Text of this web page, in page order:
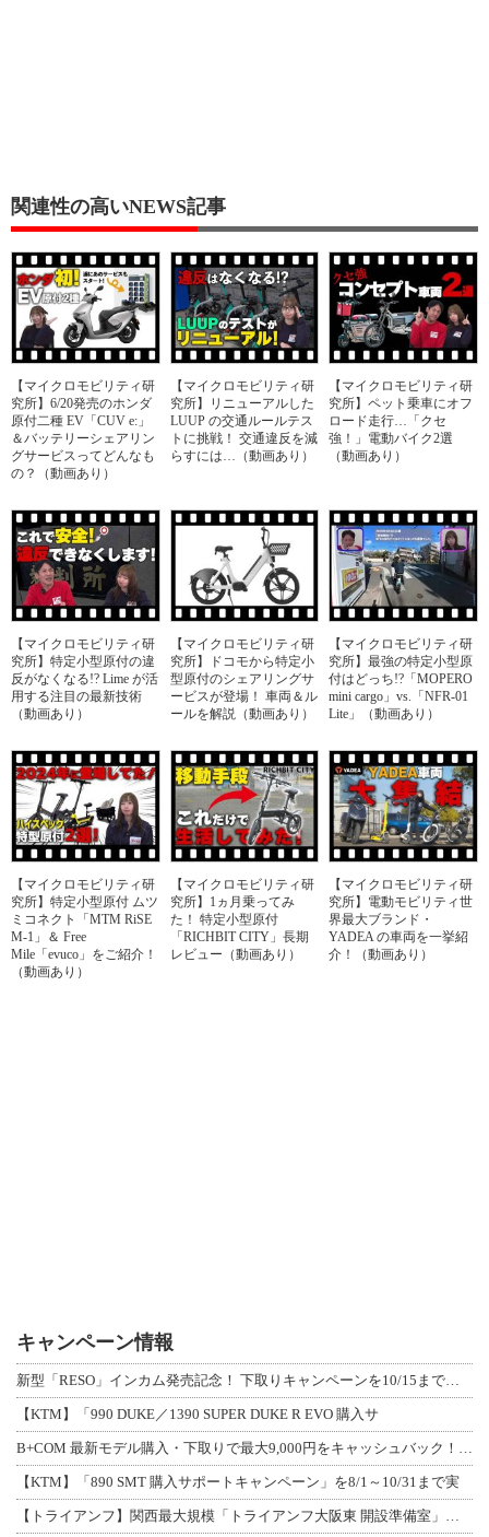
関連性の高いNEWS記事
【マイクロモビリティ研
究所】6/20発売のホンダ
原付二種 EV「CUV e:」
＆バッテリーシェアリン
グサービスってどんなも
の？（動画あり）
【マイクロモビリティ研
究所】リニューアルした
LUUP の交通ルールテス
トに挑戦！ 交通違反を減
らすには…（動画あり）
【マイクロモビリティ研
究所】ペット乗車にオフ
ロード走行…「クセ
強！」電動バイク2選
（動画あり）
【マイクロモビリティ研
究所】特定小型原付の違
反がなくなる!? Lime が活
用する注目の最新技術
（動画あり）
【マイクロモビリティ研
究所】ドコモから特定小
型原付のシェアリングサ
ービスが登場！ 車両＆ル
ールを解説（動画あり）
【マイクロモビリティ研
究所】最強の特定小型原
付はどっち!?「MOPERO
mini cargo」vs.「NFR-01
Lite」（動画あり）
【マイクロモビリティ研
究所】特定小型原付 ムツ
ミコネクト「MTM RiSE
M-1」＆ Free
Mile「evuco」をご紹介！
（動画あり）
【マイクロモビリティ研
究所】1ヵ月乗ってみ
た！ 特定小型原付
「RICHBIT CITY」長期
レビュー（動画あり）
【マイクロモビリティ研
究所】電動モビリティ世
界最大ブランド・
YADEA の車両を一挙紹
介！（動画あり）
キャンペーン情報
新型「RESO」インカム発売記念！ 下取りキャンペーンを10/15まで延長して開
【KTM】「990 DUKE／1390 SUPER DUKE R EVO 購入サ
B+COM 最新モデル購入・下取りで最大9,000円をキャッシュバック！「B+F
【KTM】「890 SMT 購入サポートキャンペーン」を8/1～10/31まで実
【トライアンフ】関西最大規模「トライアンフ大阪東 開設準備室」がオープン！ 限定